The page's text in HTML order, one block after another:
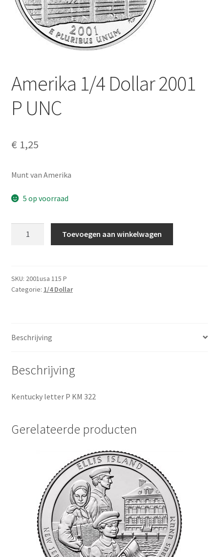
Alg. voorw.
Privacybeleid PMH Enibas
Amerika 1/4 Dollar 2001
P UNC
€ 1,25
Munt van Amerika
5 op voorraad
P
UNC
Toevoegen aan winkelwagen
SKU: 2001usa 115 P
Categorie: 1/4 Dollar
Beschrijving
Beschrijving
Kentucky letter P KM 322
Gerelateerde producten